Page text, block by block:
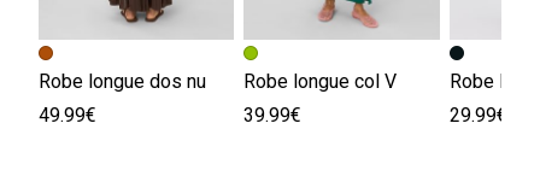
Robe longue dos nu
49.99€
Robe longue col V
39.99€
Robe
29.99€